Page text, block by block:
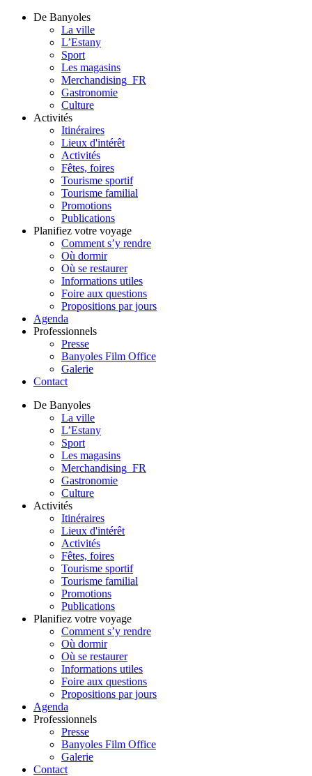
De Banyoles
La ville
L’Estany
Sport
Les magasins
Merchandising_FR
Gastronomie
Culture
Activités
Itinéraires
Lieux d'intérêt
Activités
Fêtes, foires
Tourisme sportif
Tourisme familial
Promotions
Publications
Planifiez votre voyage
Comment s’y rendre
Où dormir
Où se restaurer
Informations utiles
Foire aux questions
Propositions par jours
Agenda
Professionnels
Presse
Banyoles Film Office
Galerie
Contact
De Banyoles
La ville
L’Estany
Sport
Les magasins
Merchandising_FR
Gastronomie
Culture
Activités
Itinéraires
Lieux d'intérêt
Activités
Fêtes, foires
Tourisme sportif
Tourisme familial
Promotions
Publications
Planifiez votre voyage
Comment s’y rendre
Où dormir
Où se restaurer
Informations utiles
Foire aux questions
Propositions par jours
Agenda
Professionnels
Presse
Banyoles Film Office
Galerie
Contact